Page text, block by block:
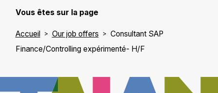
Vous êtes sur la page
Accueil Our job offers
Consultant SAP
Finance/Controlling expérimenté- H/F